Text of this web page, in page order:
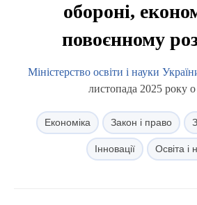
обороні,
повоєнному
Міністерство освіти і науки
листопада 2025 року
Економіка Закон і право
Інновації Освіта і